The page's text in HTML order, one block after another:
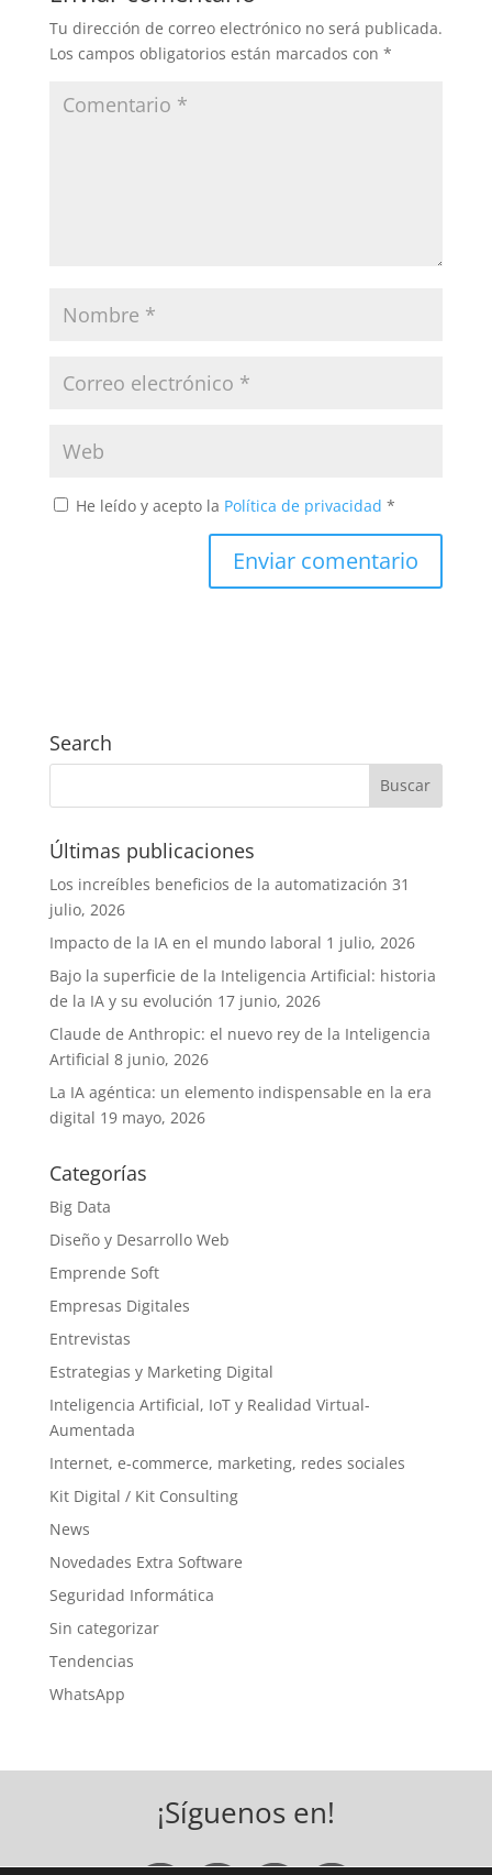
o
o
n tir
Tu dirección de correo electrónico no será publicada.
Los campos obligatorios están marcados con *
He leído y acepto la Política de privacidad *
Search
Últimas publicaciones
Los increíbles beneficios de la automatización 31
julio, 2026
Impacto de la IA en el mundo laboral 1 julio, 2026
Bajo la superficie de la Inteligencia Artificial: historia
de la IA y su evolución 17 junio, 2026
Claude de Anthropic: el nuevo rey de la Inteligencia
Artificial 8 junio, 2026
La IA agéntica: un elemento indispensable en la era
digital 19 mayo, 2026
Categorías
Big Data
Diseño y Desarrollo Web
Emprende Soft
Empresas Digitales
Entrevistas
Estrategias y Marketing Digital
Inteligencia Artificial, IoT y Realidad Virtual-
Aumentada
Internet, e-commerce, marketing, redes sociales
Kit Digital / Kit Consulting
News
Novedades Extra Software
Seguridad Informática
Sin categorizar
Tendencias
WhatsApp
¡Síguenos en!